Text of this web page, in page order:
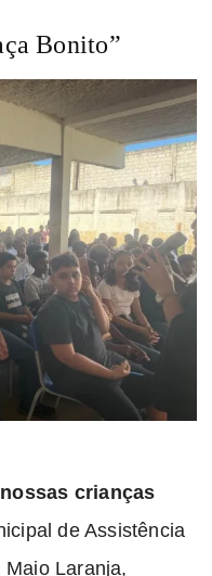
Bonito”
crianças
de Assistência
Laranja,